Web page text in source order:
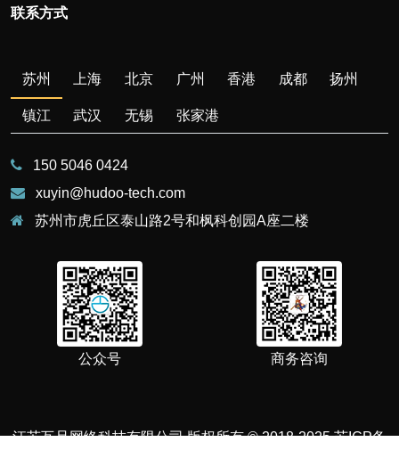
联系方式
苏州 上海 北京 广州 香港 成都 扬州
镇江 武汉 无锡 张家港
150 5046 0424
xuyin@hudoo-tech.com
苏州市虎丘区泰山路2号和枫科创园A座二楼
公众号 商务咨询
江苏互旦网络科技有限公司 版权所有 © 2018-2025苏ICP备